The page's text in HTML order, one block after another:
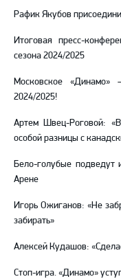
Рафик Якубов
Итоговая пресс-
сезона 2024/2025
Московское
2024/2025!
Артем Швец-Роговой:
особой разницы с
Бело-голубые
Арене
Игорь Ожиганов: «Не
забирать»
Алексей Кудашов:
Стоп-игра. «Динамо»